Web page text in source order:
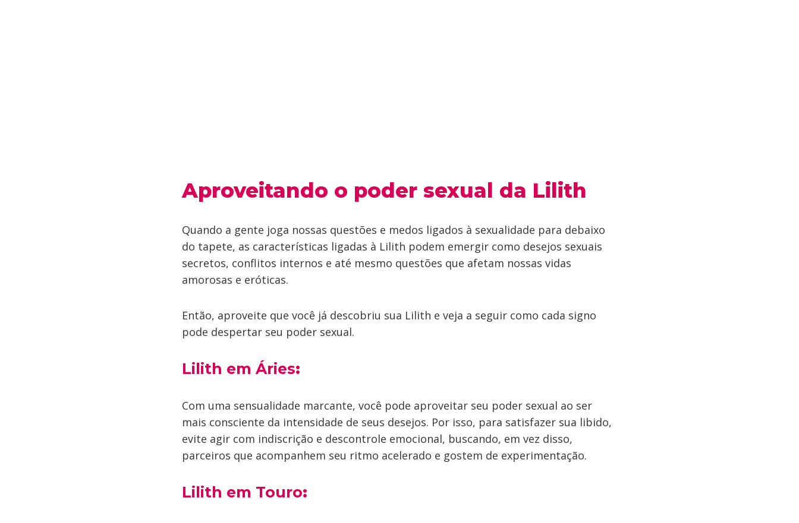
Aproveitando o poder sexual da Lilith
Quando a gente joga nossas questões e medos ligados à sexualidade para debaixo
do tapete, as características ligadas à Lilith podem emergir como desejos sexuais
secretos, conflitos internos e até mesmo questões que afetam nossas vidas
amorosas e eróticas.
Então, aproveite que você já descobriu sua Lilith e veja a seguir como cada signo
pode despertar seu poder sexual.
Lilith em Áries:
Com uma sensualidade marcante, você pode aproveitar seu poder sexual ao ser
mais consciente da intensidade de seus desejos. Por isso, para satisfazer sua libido,
evite agir com indiscrição e descontrole emocional, buscando, em vez disso,
parceiros que acompanhem seu ritmo acelerado e gostem de experimentação.
Lilith em Touro: